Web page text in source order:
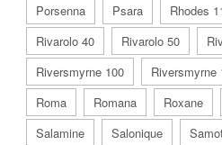
Porsenna
Psara Rhodes
Rivarolo 40
Rivarolo 50
Riversmyrne 100
Riversmyrne
Roma
Romana Roxane
Salamine
Salonique